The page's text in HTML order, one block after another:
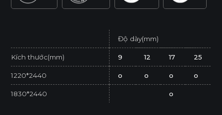
Độ dày(mm)
Kích thước(mm) 9 12 17 25
1220*2440 o o o o
1830*2440 o